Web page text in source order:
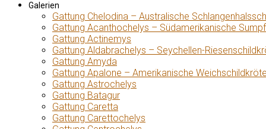
Galerien
Gattung Chelodina – Australische
Gattung Acanthochelys – Südamerikanische
Gattung Actinemys
Gattung Aldabrachelys – Seychellen-
Gattung Amyda
Gattung Apalone – Amerikanische
Gattung Astrochelys
Gattung Batagur
Gattung Caretta
Gattung Carettochelys